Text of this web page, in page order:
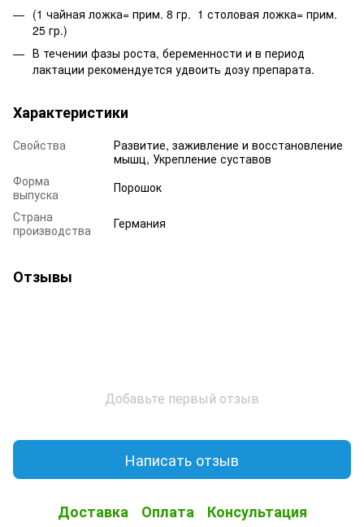
(1 чайная ложка= прим. 8 гр. 1 столовая ложка= прим.
25 гр.)
В течении фазы роста, беременности и в период
лактации рекомендуется удвоить дозу препарата.
Характеристики
Свойства
Развитие, заживление и восстановление
мышц, Укрепление суставов
Форма
выпуска
Порошок
Страна
производства
Германия
Отзывы
Добавьте первый отзыв
Написать отзыв
Доставка Оплата Консультация